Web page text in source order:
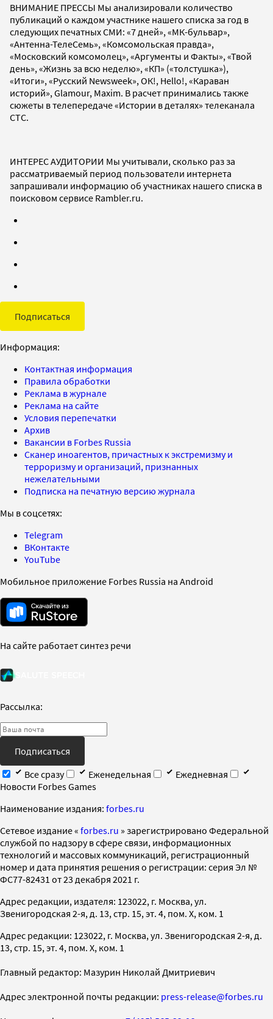
ВНИМАНИЕ ПРЕССЫ Мы анализировали количество
публикаций о каждом участнике нашего списка за год в
следующих печатных СМИ: «7 дней», «МК-бульвар»,
«Антенна-ТелеСемь», «Комсомольская правда»,
«Московский комсомолец», «Аргументы и Факты», «Твой
день», «Жизнь за всю неделю», «КП» («толстушка»),
«Итоги», «Русский Newsweek», ОК!, Hello!, «Караван
историй», Glamour, Maxim. В расчет принимались также
сюжеты в телепередаче «Истории в деталях» телеканала
СТС.
ИНТЕРЕС АУДИТОРИИ Мы учитывали, сколько раз за
рассматриваемый период пользователи интернета
запрашивали информацию об участниках нашего списка в
поисковом сервисе Rambler.ru.
Подписаться
Информация:
Контактная информация
Правила обработки
Реклама в журнале
Реклама на сайте
Условия перепечатки
Архив
Вакансии в Forbes Russia
Сканер иноагентов, причастных к экстремизму и
терроризму и организаций, признанных
нежелательными
Подписка на печатную версию журнала
Мы в соцсетях:
Telegram
ВКонтакте
YouTube
Мобильное приложение Forbes Russia на Android
На сайте работает синтез речи
Рассылка:
Подписаться
Все сразу
Еженедельная
Ежедневная
Новости Forbes Games
Наименование издания: forbes.ru
Cетевое издание « forbes.ru » зарегистрировано Федеральной
службой по надзору в сфере связи, информационных
технологий и массовых коммуникаций, регистрационный
номер и дата принятия решения о регистрации: серия Эл №
ФС77-82431 от 23 декабря 2021 г.
Адрес редакции, издателя: 123022, г. Москва, ул.
Звенигородская 2-я, д. 13, стр. 15, эт. 4, пом. X, ком. 1
Адрес редакции: 123022, г. Москва, ул. Звенигородская 2-я, д.
13, стр. 15, эт. 4, пом. X, ком. 1
Главный редактор: Мазурин Николай Дмитриевич
Адрес электронной почты редакции: press-release@forbes.ru